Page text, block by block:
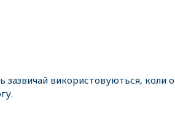
зазвичай використовуються, коли